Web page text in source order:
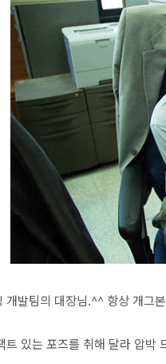
개발팀의 대장님.^^ 항상 개그
트 있는 포즈를 취해 달라 압박